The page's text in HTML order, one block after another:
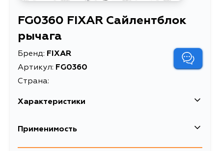
FG0360 FIXAR Сайлентблок
рычага
Бренд: FIXAR
Артикул: FG0360
Страна:
Характеристики
EAN-13
Применимость